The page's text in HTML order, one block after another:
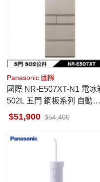
Panasonic 國際
國際 NR-E507XT-N1 電冰箱
502L 五門 鋼板系列 自動製
冰 香檳金 日本原裝
51,900 54,400